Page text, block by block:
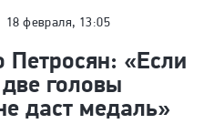
18 февраля, 13:05
«Если
головы
даст медаль»